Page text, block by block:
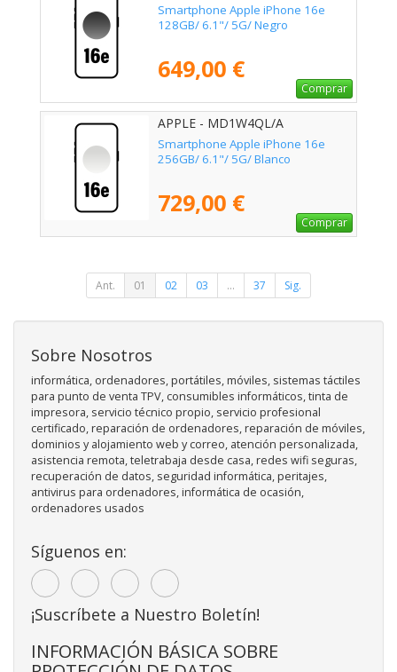
Smartphone Apple iPhone 16e
128GB/ 6.1"/ 5G/ Negro
649,00 €
Comprar
APPLE - MD1W4QL/A
Smartphone Apple iPhone 16e
256GB/ 6.1"/ 5G/ Blanco
729,00 €
Comprar
Ant. 01 02 03 ... 37 Sig.
Sobre Nosotros
informática, ordenadores, portátiles, móviles, sistemas táctiles
para punto de venta TPV, consumibles informáticos, tinta de
impresora, servicio técnico propio, servicio profesional
certificado, reparación de ordenadores, reparación de móviles,
dominios y alojamiento web y correo, atención personalizada,
asistencia remota, teletrabaja desde casa, redes wifi seguras,
recuperación de datos, seguridad informática, peritajes,
antivirus para ordenadores, informática de ocasión,
ordenadores usados
Síguenos en:
¡Suscríbete a Nuestro Boletín!
INFORMACIÓN BÁSICA SOBRE